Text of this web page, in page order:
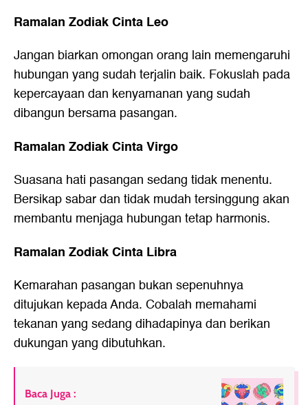
Ramalan Zodiak Cinta Leo
Jangan biarkan omongan orang lain memengaruhi
hubungan yang sudah terjalin baik. Fokuslah pada
kepercayaan dan kenyamanan yang sudah
dibangun bersama pasangan.
Ramalan Zodiak Cinta Virgo
Suasana hati pasangan sedang tidak menentu.
Bersikap sabar dan tidak mudah tersinggung akan
membantu menjaga hubungan tetap harmonis.
Ramalan Zodiak Cinta Libra
Kemarahan pasangan bukan sepenuhnya
ditujukan kepada Anda. Cobalah memahami
tekanan yang sedang dihadapinya dan berikan
dukungan yang dibutuhkan.
Baca Juga :